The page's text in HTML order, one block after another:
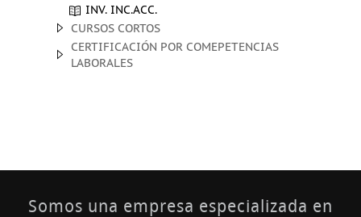
INV. INC.ACC.
CURSOS CORTOS
CERTIFICACIÓN POR COMEPETENCIAS
LABORALES
Somos una empresa especializada en